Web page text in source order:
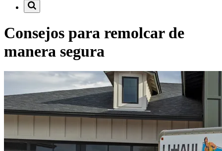
Consejos para remolcar de
manera segura